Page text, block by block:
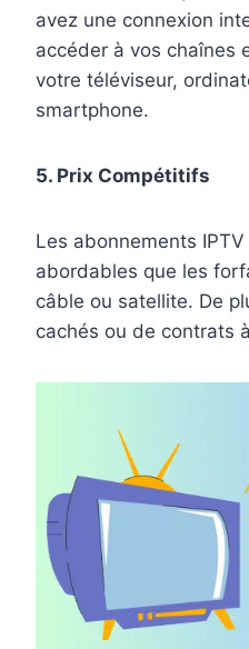
avez une connexion
accéder à vos chaînes
votre téléviseur,
smartphone.
5. Prix Compétitifs
Les abonnements
abordables que les
câble ou satellite. De
cachés ou de contrats